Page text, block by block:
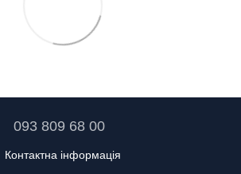
093 809 68 00
Контактна інформація